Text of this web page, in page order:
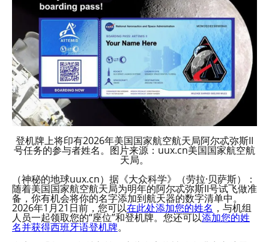
登机牌上将印有2026年美国国家航空航天局阿尔忒弥斯II
号任务的参与者姓名。图片来源：uux.cn美国国家航空航
天局。
（神秘的地球uux.cn）据《大众科学》（劳拉·贝萨斯）：
随着美国国家航空航天局为明年的阿尔忒弥斯II号试飞做准
备，你有机会将你的名字添加到航天器的数字清单中。
2026年1月21日前，您可以在此处添加您的姓名 ，与机组
人员一起领取您的“座位”和登机牌。您还可以添加您的姓
名并获得西班牙语登机牌。